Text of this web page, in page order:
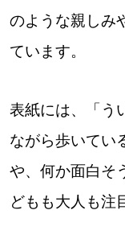
のような親しみ
ています。
表紙には、「う
ながら歩いてい
や、何か面白そ
どもも大人も注